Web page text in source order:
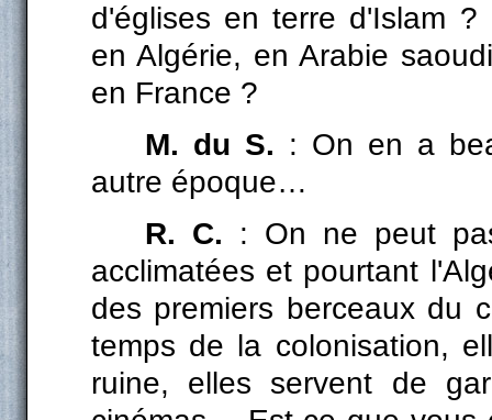
d'églises en terre d'Islam ?
en Algérie, en Arabie
en France ?
M. du S. : On en a
autre époque…
R. C. : On ne peut
acclimatées et pourtant
des premiers berceaux du
temps de la colonisation,
ruine, elles servent de